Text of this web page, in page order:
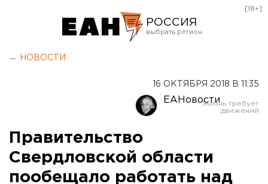
РОССИЯ
Оренбург
[18+]
← НОВОСТИ
16 ОКТЯБРЯ 2018 В 11:35
ЕАНовости
Правительство
Свердловской области
пообещало работать над